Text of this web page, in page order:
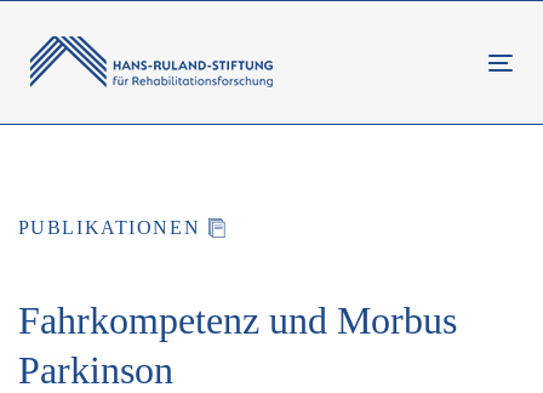
überspringen
primären
Navigation
springen
springen
PUBLIKATIONEN
Fahrkompetenz und Morbus
Parkinson